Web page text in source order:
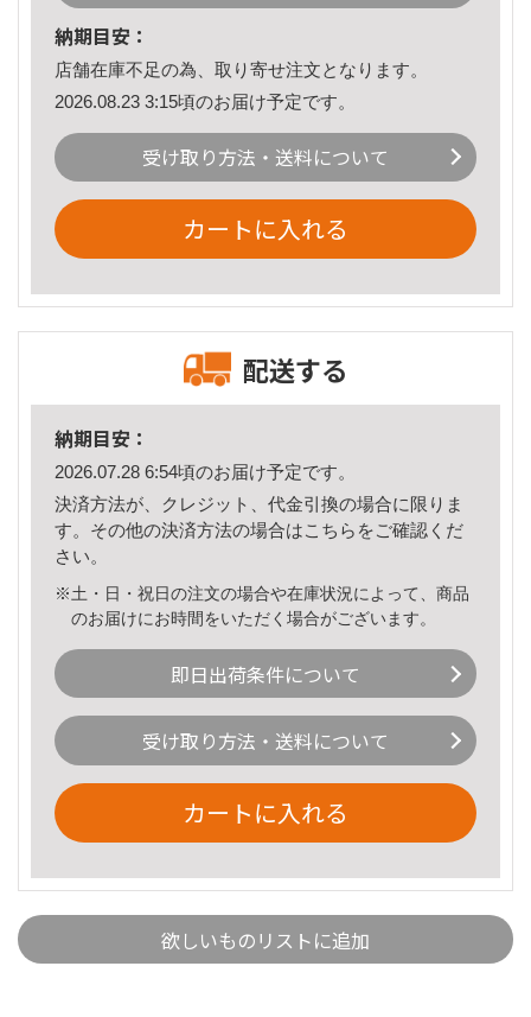
納期目安：
店舗在庫不足の為、取り寄せ注文となります。
2026.08.23 3:15頃のお届け予定です。
受け取り方法・送料について
カートに入れる
配送する
納期目安：
2026.07.28 6:54頃のお届け予定です。
決済方法が、クレジット、代金引換の場合に限りま
す。その他の決済方法の場合はこちら をご確認くだ
さい。
※土・日・祝日の注文の場合や在庫状況によって、商品
のお届けにお時間をいただく場合がございます。
即日出荷条件について
受け取り方法・送料について
カートに入れる
欲しいものリストに追加